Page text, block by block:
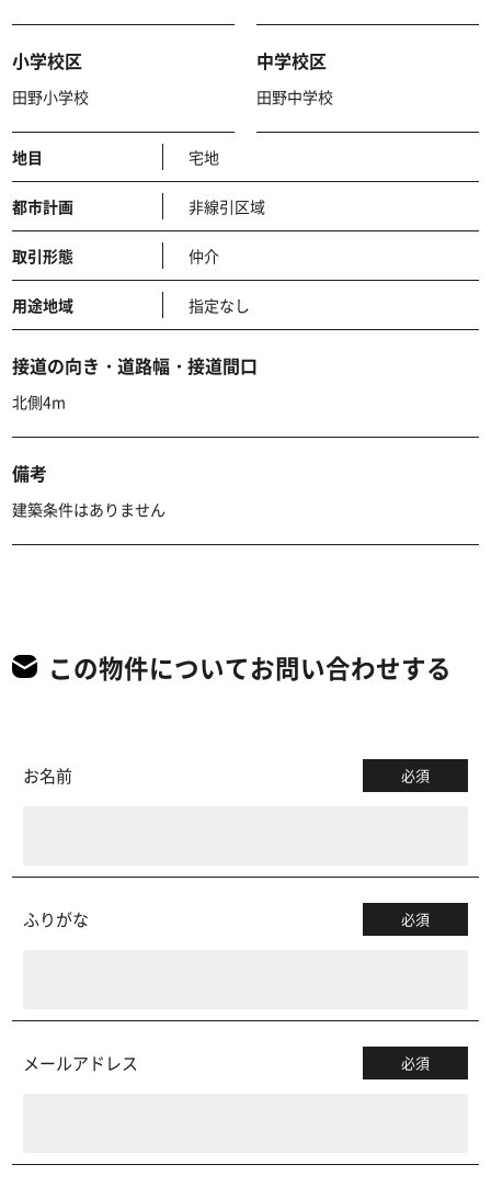
小学校区
田野小学校
中学校区
田野中学校
地目 宅地
都市計画 非線引区域
取引形態 仲介
用途地域 指定なし
接道の向き・道路幅・接道間口
北側4m
備考
建築条件はありません
この物件についてお問い合わせする
お名前 必須
ふりがな 必須
メールアドレス 必須